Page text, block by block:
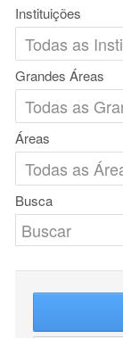
Instituições
Grandes Áreas
Áreas
Busca